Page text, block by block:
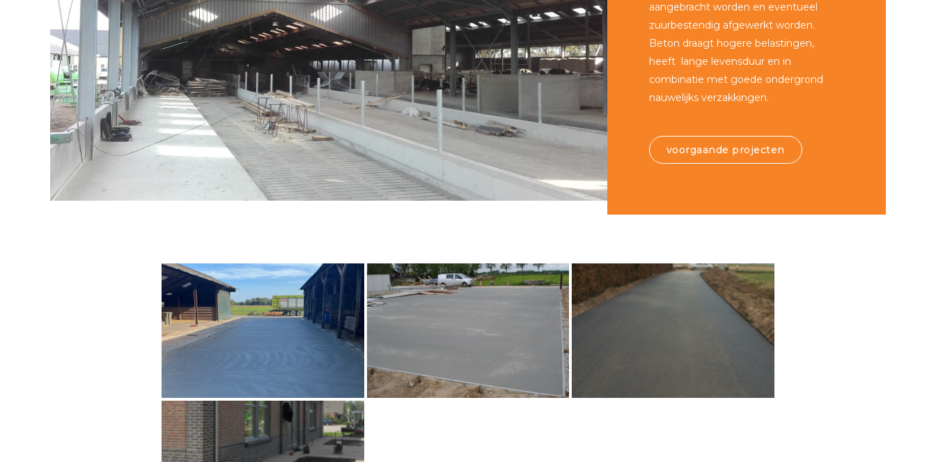
aangebracht worden en eventueel
zuurbestendig afgewerkt worden.
Beton draagt hogere belastingen,
heeft lange levensduur en in
combinatie met goede ondergrond
nauwelijks verzakkingen.
voorgaande projecten